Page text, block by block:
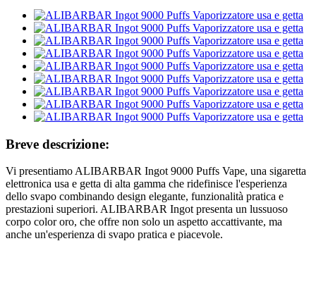
Breve descrizione:
Vi presentiamo ALIBARBAR Ingot 9000 Puffs Vape, una sigaretta
elettronica usa e getta di alta gamma che ridefinisce l'esperienza
dello svapo combinando design elegante, funzionalità pratica e
prestazioni superiori. ALIBARBAR Ingot presenta un lussuoso
corpo color oro, che offre non solo un aspetto accattivante, ma
anche un'esperienza di svapo pratica e piacevole.